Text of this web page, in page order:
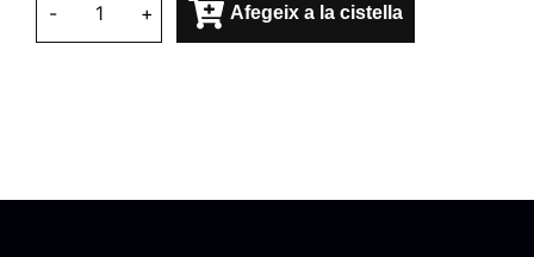
- + Afegeix a la cistella